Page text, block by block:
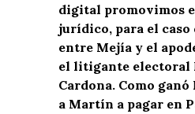
digital promovimos
jurídico, para el caso
entre Mejía y el
el litigante electoral
Cardona. Como
a Martín a pagar en